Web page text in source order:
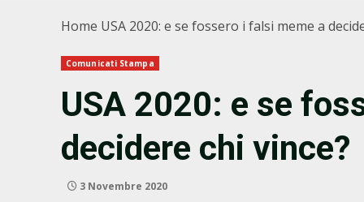
Home USA 2020: e se fossero i falsi meme a
Comunicati Stampa
USA 2020: e se
decidere chi vince?
3 Novembre 2020